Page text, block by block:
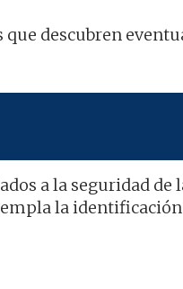
descubren
a la seguridad de
la